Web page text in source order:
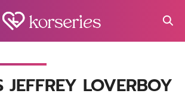
JEFFREY LOVERBOY